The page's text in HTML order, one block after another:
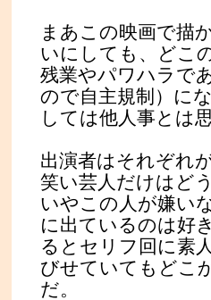
まあこの映画で描
いにしても、どこ
残業やパワハラで
ので自主規制）に
しては他人事とは
出演者はそれぞれ
笑い芸人だけはど
いやこの人が嫌い
に出ているのは好
るとセリフ回に素
びせていてもどこ
だ。